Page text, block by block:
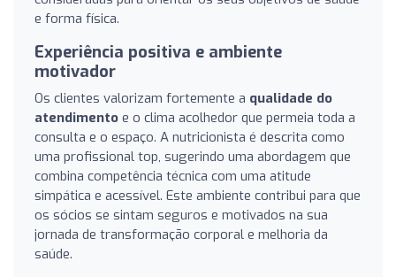
e forma física.
Experiência positiva e ambiente
motivador
Os clientes valorizam fortemente a qualidade do
atendimento e o clima acolhedor que permeia toda a
consulta e o espaço. A nutricionista é descrita como
uma profissional top, sugerindo uma abordagem que
combina competência técnica com uma atitude
simpática e acessível. Este ambiente contribui para que
os sócios se sintam seguros e motivados na sua
jornada de transformação corporal e melhoria da
saúde.